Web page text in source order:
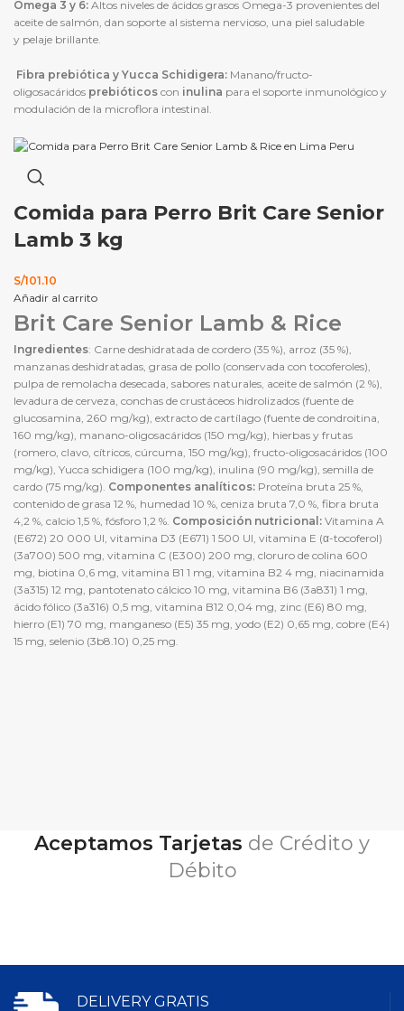
Omega 3 y 6: Altos niveles de ácidos grasos Omega-3 provenientes del
aceite de salmón, dan soporte al sistema nervioso, una piel saludable
y pelaje brillante.
Fibra prebiótica y Yucca Schidigera: Manano/fructo-
oligosacáridos prebióticos con inulina para el soporte inmunológico y
modulación de la microflora intestinal.
Comida para Perro Brit Care Senior
Lamb 3 kg
S/101.10
Añadir al carrito
Brit Care Senior Lamb & Rice
Ingredientes: Carne deshidratada de cordero (35 %), arroz (35 %),
manzanas deshidratadas, grasa de pollo (conservada con tocoferoles),
pulpa de remolacha desecada, sabores naturales, aceite de salmón (2 %),
levadura de cerveza, conchas de crustáceos hidrolizados (fuente de
glucosamina, 260 mg/kg), extracto de cartílago (fuente de condroitina,
160 mg/kg), manano-oligosacáridos (150 mg/kg), hierbas y frutas
(romero, clavo, cítricos, cúrcuma, 150 mg/kg), fructo-oligosacáridos (100
mg/kg), Yucca schidigera (100 mg/kg), inulina (90 mg/kg), semilla de
cardo (75 mg/kg). Componentes analíticos: Proteína bruta 25 %,
contenido de grasa 12 %, humedad 10 %, ceniza bruta 7,0 %, fibra bruta
4,2 %, calcio 1,5 %, fósforo 1,2 %. Composición nutricional: Vitamina A
(E672) 20 000 UI, vitamina D3 (E671) 1 500 UI, vitamina E (α-tocoferol)
(3a700) 500 mg, vitamina C (E300) 200 mg, cloruro de colina 600
mg, biotina 0,6 mg, vitamina B1 1 mg, vitamina B2 4 mg, niacinamida
(3a315) 12 mg, pantotenato cálcico 10 mg, vitamina B6 (3a831) 1 mg,
ácido fólico (3a316) 0,5 mg, vitamina B12 0,04 mg, zinc (E6) 80 mg,
hierro (E1) 70 mg, manganeso (E5) 35 mg, yodo (E2) 0,65 mg, cobre (E4)
15 mg, selenio (3b8.10) 0,25 mg.
Aceptamos Tarjetas de Crédito y
Débito
DELIVERY GRATIS